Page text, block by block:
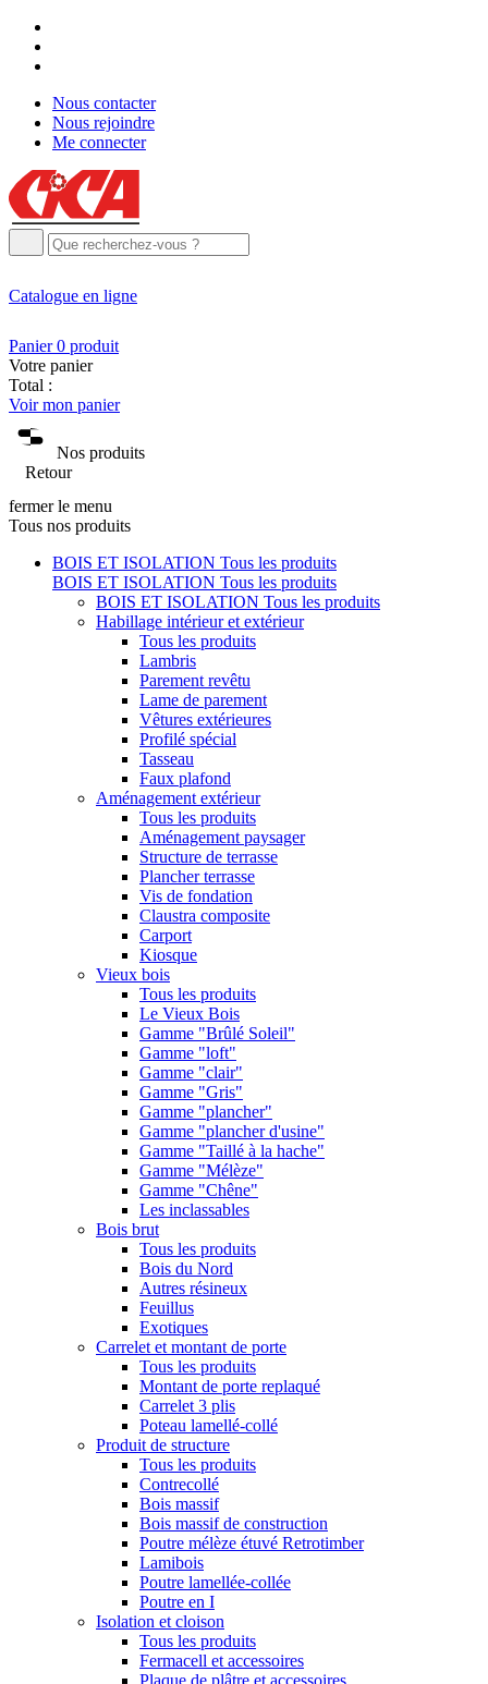
Nous contacter
Nous rejoindre
Me connecter
Catalogue en ligne
Panier 0 produit
Votre panier
Total :
Voir mon panier
Nos produits
Retour
fermer le menu
Tous nos produits
BOIS ET ISOLATION Tous les produits
BOIS ET ISOLATION Tous les produits
BOIS ET ISOLATION Tous les produits
Habillage intérieur et extérieur
Tous les produits
Lambris
Parement revêtu
Lame de parement
Vêtures extérieures
Profilé spécial
Tasseau
Faux plafond
Aménagement extérieur
Tous les produits
Aménagement paysager
Structure de terrasse
Plancher terrasse
Vis de fondation
Claustra composite
Carport
Kiosque
Vieux bois
Tous les produits
Le Vieux Bois
Gamme "Brûlé Soleil"
Gamme "loft"
Gamme "clair"
Gamme "Gris"
Gamme "plancher"
Gamme "plancher d'usine"
Gamme "Taillé à la hache"
Gamme "Mélèze"
Gamme "Chêne"
Les inclassables
Bois brut
Tous les produits
Bois du Nord
Autres résineux
Feuillus
Exotiques
Carrelet et montant de porte
Tous les produits
Montant de porte replaqué
Carrelet 3 plis
Poteau lamellé-collé
Produit de structure
Tous les produits
Contrecollé
Bois massif
Bois massif de construction
Poutre mélèze étuvé Retrotimber
Lamibois
Poutre lamellée-collée
Poutre en I
Isolation et cloison
Tous les produits
Fermacell et accessoires
Plaque de plâtre et accessoires